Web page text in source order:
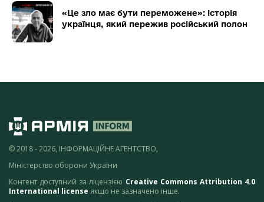
«Це зло має бути переможене»: історія
українця, який пережив російський полон
© 2018 - 2026, ІНФОРМАЦІЙНЕ АГЕНТСТВО,
Міністерство оборони України
Контент доступний за ліцензією Creative Commons Attribution 4.0
International license якщо не зазначено інше.